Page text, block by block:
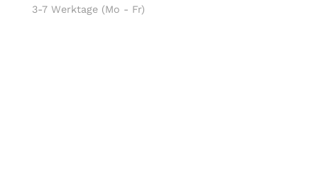
3-7 Werktage (Mo - Fr)